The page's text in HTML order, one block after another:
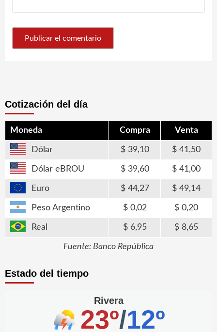
Cotización del día
Moneda Compra Venta
Dólar 39,10 41,50
Dólar eBROU 39,60 41,00
Euro 44,27 49,14
Peso Argentino 0,02 0,20
Real 6,95 8,65
Fuente: Banco República
Estado del tiempo
Rivera
23º/12º